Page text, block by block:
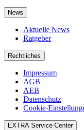
News
Aktuelle News
Ratgeber
Rechtliches
Impressum
AGB
AEB
Datenschutz
Cookie-
EXTRA Service-Center